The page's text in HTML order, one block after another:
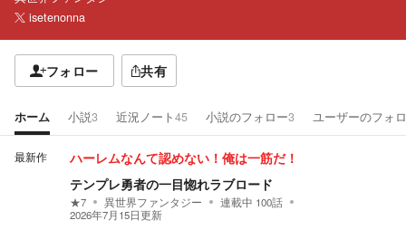
isetenonna
フォロー 共有
ホーム 小説3 近況ノート45 小説のフォロー3 ユーザーのフォ
最新作 ハーレムなんて認めない！俺は一筋だ！
テンプレ勇者の一目惚れラブロード
★7 異世界ファンタジー 連載中 100話
2026年7月15日更新